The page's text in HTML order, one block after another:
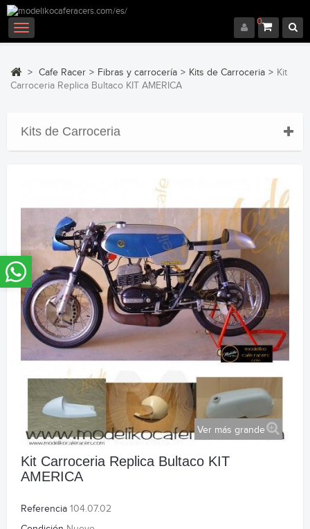
0
Navegación
Toggle
> Cafe Racer > Fibras y carrocería > Kits de Carroceria > Kit
Carroceria Replica Bultaco KIT AMERICA
Kits de Carroceria
Ver más grande
Kit Carroceria Replica Bultaco KIT
AMERICA
Referencia 104.07.02